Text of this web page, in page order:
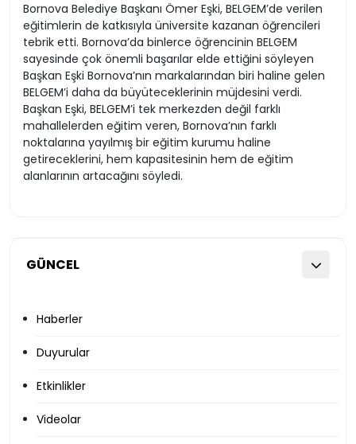
GÜNCEL
Haberler
Duyurular
Etkinlikler
Videolar
Bornova Belediye Başkanı Ömer Eşki, BELGEM’de verilen
eğitimlerin de katkısıyla üniversite kazanan öğrencileri
tebrik etti. Bornova’da binlerce öğrencinin BELGEM
sayesinde çok önemli başarılar elde ettiğini söyleyen
Başkan Eşki Bornova’nın markalarından biri haline gelen
BELGEM’i daha da büyüteceklerinin müjdesini verdi.
Başkan Eşki, BELGEM’i tek merkezden değil farklı
mahallelerden eğitim veren, Bornova’nın farklı
noktalarına yayılmış bir eğitim kurumu haline
getireceklerini, hem kapasitesinin hem de eğitim
alanlarının artacağını söyledi.